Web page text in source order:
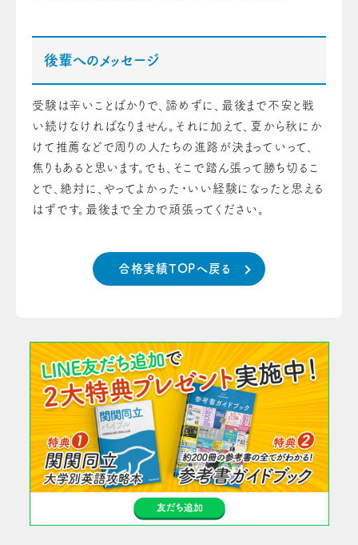
後輩へのメッセージ
受験は辛いことばかりで、諦めずに、最後まで不安と戦
い続けなければなりません。それに加えて、夏から秋にか
けて推薦などで周りの人たちの進路が決まっていって、
焦りもあると思います。でも、そこで踏ん張って勝ち切るこ
とで、絶対に、やってよかった・いい経験になったと思える
はずです。最後まで全力で頑張ってください。
合格実績TOPへ戻る